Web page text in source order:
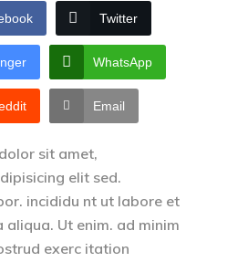
Twitter
WhatsApp
Email
sit amet,
elit sed.
incididu nt ut labore et
aliqua. Ut enim. ad minim
exerc itation